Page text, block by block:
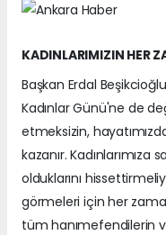
KADINLARIMIZIN HER
Başkan Erdal
Kadınlar Günü'ne de
etmeksizin,
kazanır.
olduklarını
görmeleri için her
tüm hanımefendilerin